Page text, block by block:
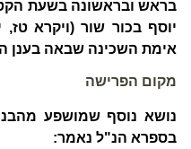
בראש ובראשונה בשעת
יוסף בכור שור (ויקרא
אימת השכינה שבאה בענן
מקום הפרישה
נושא נוסף שמושפע
בספרא הנ"ל נאמר: